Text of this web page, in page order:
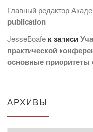
Главный редактор
publication
JesseBoafe к записи
практической
основные приоритеты
АРХИВЫ